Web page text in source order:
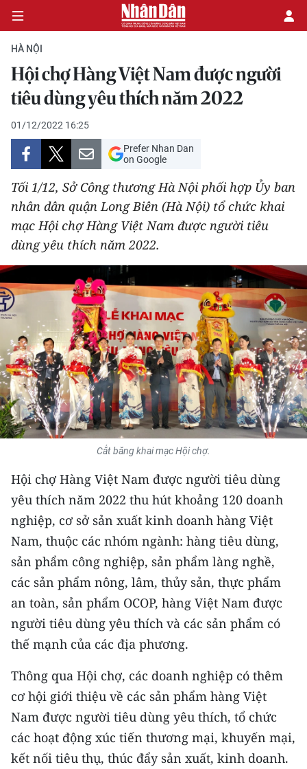
CHÍNH TRỊ
KINH TẾ
VĂN HÓA
XÃ HỘI
PHÁP LUẬT
THẾ GIỚI
THỂ THAO
GIÁO DỤC
Y TẾ
KHOA HỌC - CÔNG NGHỆ
BẠN ĐỌC
KIỂM CHỨNG THÔNG TIN
TRI THỨC CHUYÊN SÂU
54 DÂN TỘC VIỆT NAM
CHƯƠNG TRÌNH OCOP - MỖI XÃ
MỘT SẢN PHẨM
RADIO
MEDIA CENTER
E-Magazine
HÀ NỘI
Hội chợ Hàng Việt Nam được người
tiêu dùng yêu thích năm 2022
01/12/2022 16:25
Prefer Nhan Dan
on Google
Tối 1/12, Sở Công thương Hà Nội phối hợp Ủy ban
nhân dân quận Long Biên (Hà Nội) tổ chức khai
mạc Hội chợ Hàng Việt Nam được người tiêu
dùng yêu thích năm 2022.
Cắt băng khai mạc Hội chợ.
Hội chợ Hàng Việt Nam được người tiêu dùng
yêu thích năm 2022 thu hút khoảng 120 doanh
nghiệp, cơ sở sản xuất kinh doanh hàng Việt
Nam, thuộc các nhóm ngành: hàng tiêu dùng,
sản phẩm công nghiệp, sản phẩm làng nghề,
các sản phẩm nông, lâm, thủy sản, thực phẩm
an toàn, sản phẩm OCOP, hàng Việt Nam được
người tiêu dùng yêu thích và các sản phẩm có
thế mạnh của các địa phương.​
Thông qua Hội chợ, các doanh nghiệp có thêm
cơ hội giới thiệu về các sản phẩm hàng Việt
Nam được người tiêu dùng yêu thích, tổ chức
các hoạt động xúc tiến thương mại, khuyến mại,
kết nối tiêu thụ, thúc đẩy sản xuất, kinh doanh.